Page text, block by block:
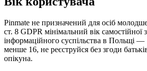
Pinmate не призначений для осіб молодше
ст. 8 GDPR мінімальний вік самостійної
інформаційного суспільства в Польщі —
менше 16, не реєструйся без згоди
опікуна.